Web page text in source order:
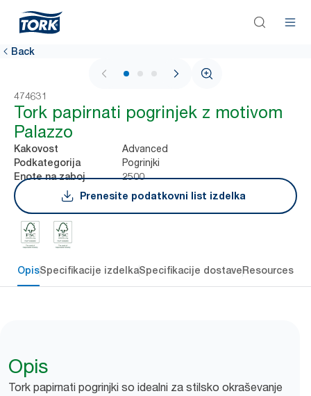
Back
1 / 3
474631
Tork papirnati pogrinjek z motivom
Palazzo
Kakovost Advanced
Podkategorija Pogrinjki
Enote na zaboj
2500
Prenesite podatkovni list izdelka
OpisSpecifikacije izdelkaSpecifikacije dostaveResources
Opis
Tork papirnati pogrinjki so idealni za stilsko okraševanje